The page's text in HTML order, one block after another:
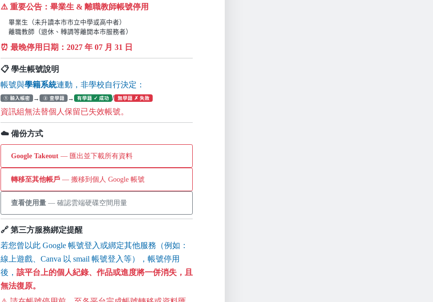
⚠️ 重要公告：畢業生 & 離職教師帳號停用
畢業生（未升讀本市市立中學或高中者）
離職教師（退休、轉調等離開本市服務者）
⏰ 最晚停用日期： 2027 年 07 月 31 日
📋 學生帳號說明
帳號與學籍系統連動，非學校自行決定：
① 輸入帳密 → ② 查學籍 → 有學籍 ✓ 成功 / 無學籍 ✗ 失敗
資訊組無法替個人保留已失效帳號。
☁️ 備份方式
Google Takeout — 匯出並下載所有資料
轉移至其他帳戶 — 搬移到個人 Google 帳號
查看使用量 — 確認雲端硬碟空間用量
🔗 第三方服務綁定提醒
若您曾以此 Google 帳號登入或綁定其他服務（例如：
線上遊戲、Canva 以 smail 帳號登入等），帳號停用
後， 該平台上的個人紀錄、作品或進度將一併消失，且
無法復原。